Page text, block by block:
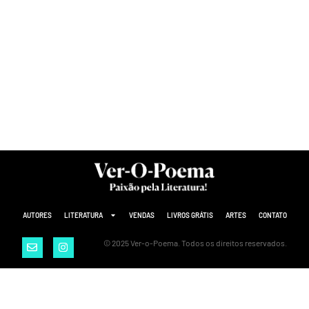
AUTORES LITERATURA VENDAS LIVROS GRÁTIS ARTES CONTATO
© 2025 Ver-o-Poema. Todos os direitos reservados.